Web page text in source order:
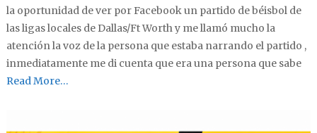
la oportunidad de ver por Facebook un partido de béisbol de
las ligas locales de Dallas/Ft Worth y me llamó mucho la
atención la voz de la persona que estaba narrando el partido ,
inmediatamente me di cuenta que era una persona que sabe
Read More…